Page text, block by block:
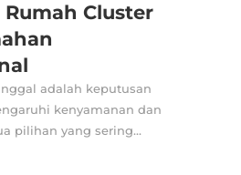
Cluster
adalah keputusan
kenyamanan dan
pilihan yang sering...